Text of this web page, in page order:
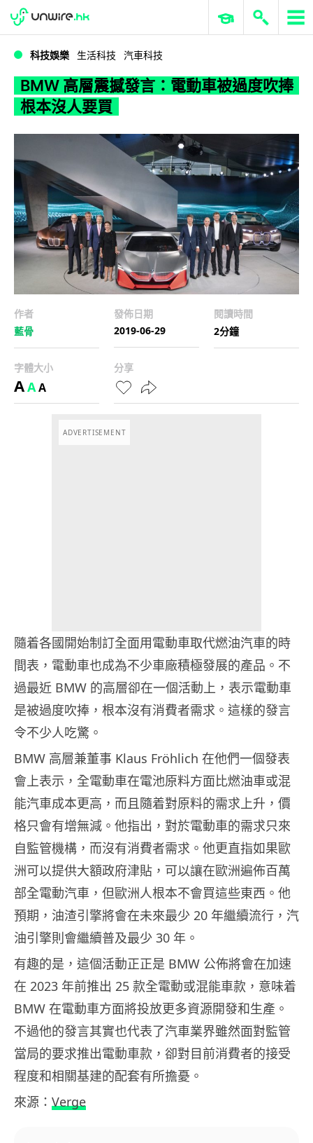
WWDC 2026 ERP 與商業 AI
科技娛樂 生活科技 汽車科技
BMW 高層震撼發言：電動車被過度吹捧
根本沒人要買
作者
藍骨
發佈日期
2019-06-29
閱讀時間
2分鐘
字體大小
AAA
分享
ADVERTISEMENT
隨着各國開始制訂全面用電動車取代燃油汽車的時
間表，電動車也成為不少車廠積極發展的產品。不
過最近 BMW 的高層卻在一個活動上，表示電動車
是被過度吹捧，根本沒有消費者需求。這樣的發言
令不少人吃驚。
BMW 高層兼董事 Klaus Fröhlich 在他們一個發表
會上表示，全電動車在電池原料方面比燃油車或混
能汽車成本更高，而且隨着對原料的需求上升，價
格只會有增無減。他指出，對於電動車的需求只來
自監管機構，而沒有消費者需求。他更直指如果歐
洲可以提供大額政府津貼，可以讓在歐洲遍佈百萬
部全電動汽車，但歐洲人根本不會買這些東西。他
預期，油渣引擎將會在未來最少 20 年繼續流行，汽
油引擎則會繼續普及最少 30 年。
有趣的是，這個活動正正是 BMW 公佈將會在加速
在 2023 年前推出 25 款全電動或混能車款，意味着
BMW 在電動車方面將投放更多資源開發和生產。
不過他的發言其實也代表了汽車業界雖然面對監管
當局的要求推出電動車款，卻對目前消費者的接受
程度和相關基建的配套有所擔憂。
來源： Verge